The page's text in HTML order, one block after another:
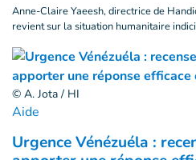
Anne-Claire Yaeesh, directrice de
revient sur la situation humanitaire
© A. Jota / HI
Aide
Urgence Vénézuéla :